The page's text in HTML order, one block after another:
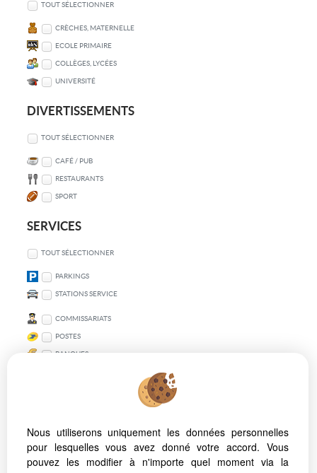
TOUT SÉLECTIONNER
CRÈCHES, MATERNELLE
ECOLE PRIMAIRE
COLLÈGES, LYCÉES
UNIVERSITÉ
DIVERTISSEMENTS
TOUT SÉLECTIONNER
CAFÉ / PUB
RESTAURANTS
SPORT
SERVICES
TOUT SÉLECTIONNER
PARKINGS
STATIONS SERVICE
COMMISSARIATS
POSTES
BANQUES
TRANSPORT EN COMMUN
VÉLO
MÉTRO
Nous utiliserons uniquement les données personnelles
pour lesquelles vous avez donné votre accord. Vous
pouvez les modifier à n'importe quel moment via la